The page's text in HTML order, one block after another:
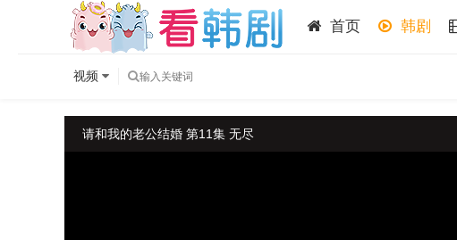
首页 韩剧
视频
请和我的老公结婚 第11集 无尽